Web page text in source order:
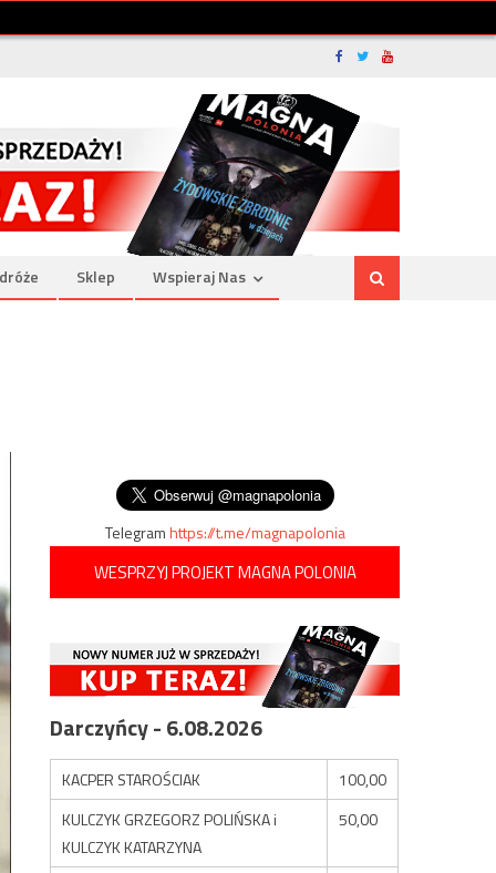
Sklep Wspieraj Nas
Telegramhttps://t.me/magnapolonia
WESPRZYJ PROJEKT MAGNA POLONIA
Darczyńcy - 6.08.2026
KACPER STAROŚCIAK
100,00
KULCZYK GRZEGORZ POLIŃSKA i
KULCZYK KATARZYNA
50,00